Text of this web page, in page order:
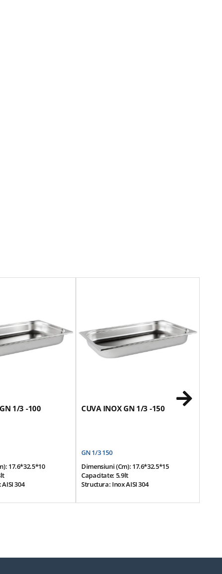
1/3 -100
17.6*32.5*10
304
CUVA INOX GN 1/3 -150
GN 1/3 150
Dimensiuni (cm): 17.6*32.5*15
Capacitate: 5.9lt
Structura: Inox AISI 304